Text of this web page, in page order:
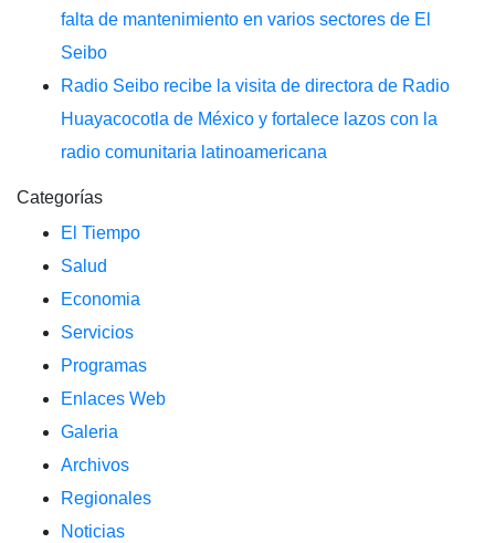
falta de mantenimiento en varios sectores de El
Seibo
Radio Seibo recibe la visita de directora de Radio
Huayacocotla de México y fortalece lazos con la
radio comunitaria latinoamericana
Categorías
El Tiempo
Salud
Economia
Servicios
Programas
Enlaces Web
Galeria
Archivos
Regionales
Noticias